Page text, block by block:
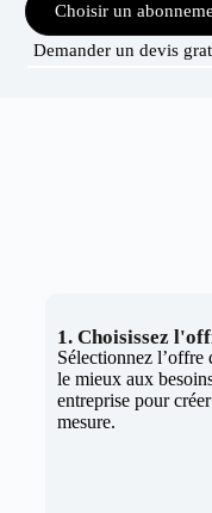
Choisir un
Demander un devis
1. Choisissez
Sélectionnez l’offre
le mieux aux
entreprise pour
mesure.